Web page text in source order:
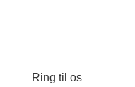
Ring til os